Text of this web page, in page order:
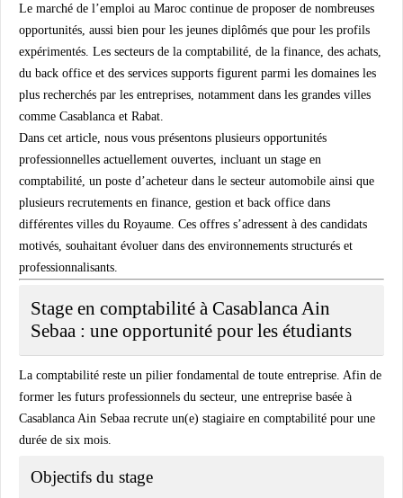
Le marché de l’emploi au Maroc continue de proposer de nombreuses
opportunités, aussi bien pour les jeunes diplômés que pour les profils
expérimentés. Les secteurs de la comptabilité, de la finance, des achats,
du back office et des services supports figurent parmi les domaines les
plus recherchés par les entreprises, notamment dans les grandes villes
comme Casablanca et Rabat.
Dans cet article, nous vous présentons plusieurs opportunités
professionnelles actuellement ouvertes, incluant un stage en
comptabilité, un poste d’acheteur dans le secteur automobile ainsi que
plusieurs recrutements en finance, gestion et back office dans
différentes villes du Royaume. Ces offres s’adressent à des candidats
motivés, souhaitant évoluer dans des environnements structurés et
professionnalisants.
Stage en comptabilité à Casablanca Ain
Sebaa : une opportunité pour les étudiants
La comptabilité reste un pilier fondamental de toute entreprise. Afin de
former les futurs professionnels du secteur, une entreprise basée à
Casablanca Ain Sebaa recrute un(e) stagiaire en comptabilité pour une
durée de six mois.
Objectifs du stage